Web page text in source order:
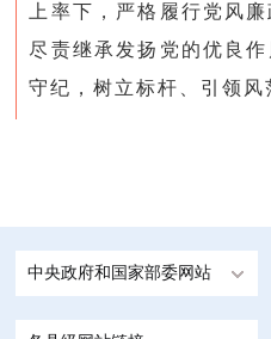
上率下，严格履行党风
尽责继承发扬党的优良
守纪，树立标杆、引领风
中央政府和国家部委网站